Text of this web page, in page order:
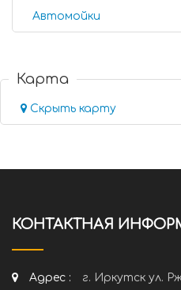
Автомойки
Карта
Скрыть карту
КОНТАКТНАЯ
Адрес :
г. Иркутск ул.